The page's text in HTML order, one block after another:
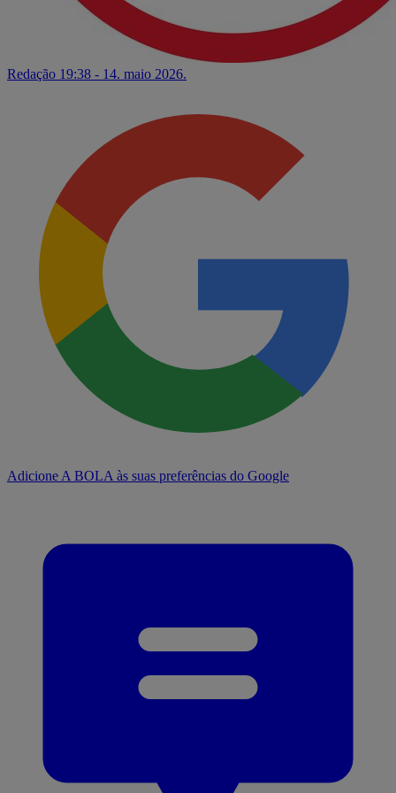
Redação 19:38 - 14. maio 2026.
Adicione A BOLA às suas preferências do Google